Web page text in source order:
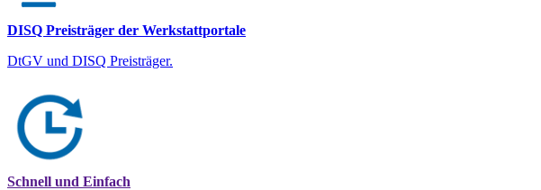
DISQ Preisträger der Werkstattportale
DtGV und DISQ Preisträger.
Schnell und Einfach